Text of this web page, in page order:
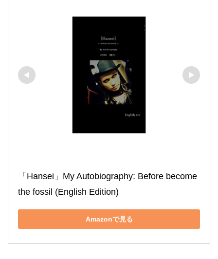
「Hansei」My Autobiography: Before become
the fossil (English Edition)
Amazonで見る